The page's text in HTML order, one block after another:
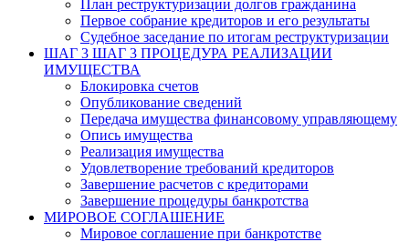
План реструктуризации долгов гражданина
Первое собрание кредиторов и его результаты
Судебное заседание по итогам реструктуризации
ШАГ 3 ШАГ 3 ПРОЦЕДУРА РЕАЛИЗАЦИИ
ИМУЩЕСТВА
Блокировка счетов
Опубликование сведений
Передача имущества финансовому управляющему
Опись имущества
Реализация имущества
Удовлетворение требований кредиторов
Завершение расчетов с кредиторами
Завершение процедуры банкротства
МИРОВОЕ СОГЛАШЕНИЕ
Мировое соглашение при банкротстве